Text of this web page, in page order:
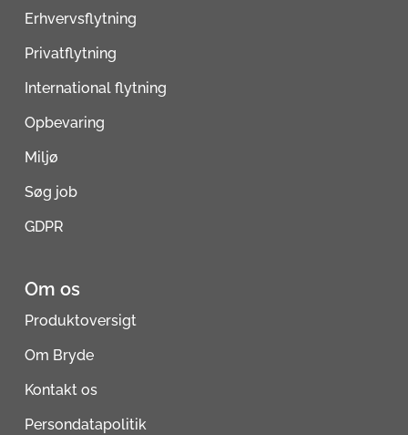
Erhvervsflytning
Privatflytning
International flytning
Opbevaring
Miljø
Søg job
GDPR
Om os
Produktoversigt
Om Bryde
Kontakt os
Persondatapolitik